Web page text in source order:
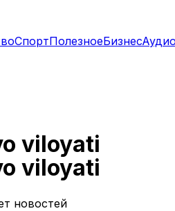
СпортПолезноеБизнес
viloyati
viloyati
новостей